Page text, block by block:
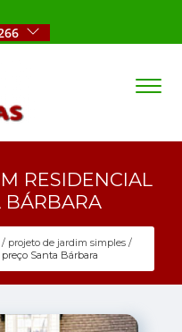
RESIDENCIAL
BÁRBARA
projeto de jardim simples
Santa Bárbara